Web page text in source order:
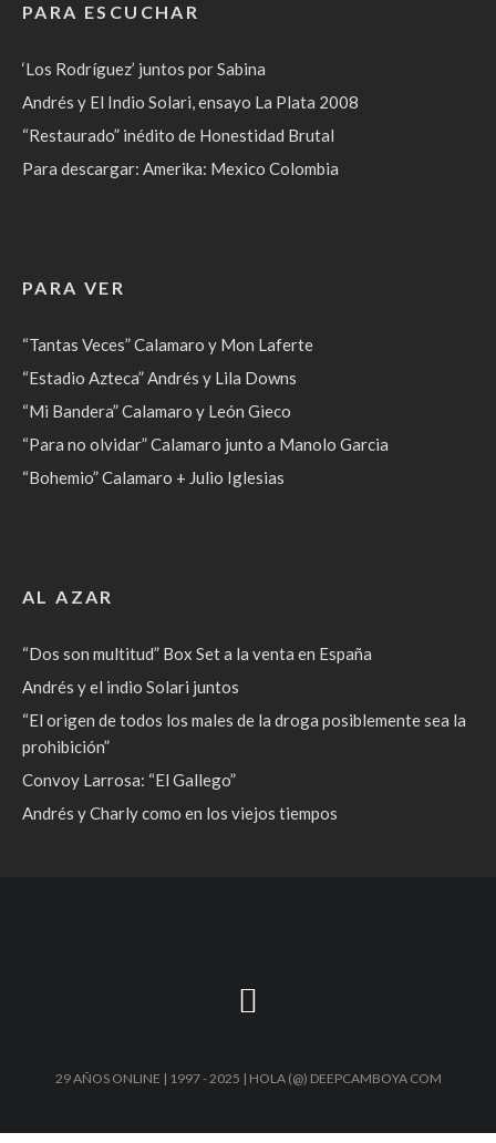
PARA ESCUCHAR
‘Los Rodríguez’ juntos por Sabina
Andrés y El Indio Solari, ensayo La Plata 2008
“Restaurado” inédito de Honestidad Brutal
Para descargar: Amerika: Mexico Colombia
PARA VER
“Tantas Veces” Calamaro y Mon Laferte
“Estadio Azteca” Andrés y Lila Downs
“Mi Bandera” Calamaro y León Gieco
“Para no olvidar” Calamaro junto a Manolo Garcia
“Bohemio” Calamaro + Julio Iglesias
AL AZAR
“Dos son multitud” Box Set a la venta en España
Andrés y el indio Solari juntos
“El origen de todos los males de la droga posiblemente sea la
prohibición”
Convoy Larrosa: “El Gallego”
Andrés y Charly como en los viejos tiempos
29 AÑOS ONLINE | 1997 - 2025 | HOLA (@) DEEPCAMBOYA COM